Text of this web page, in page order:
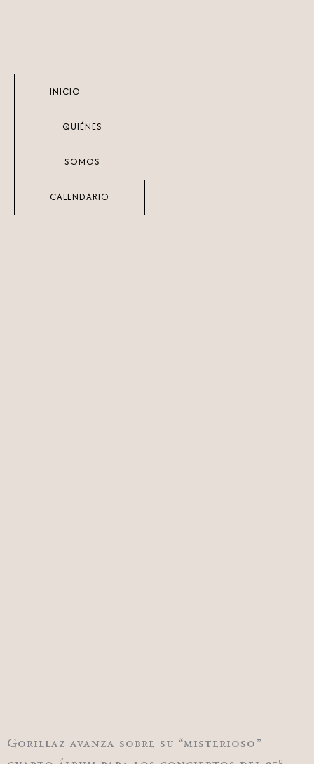
INICIO
QUIÉNES
SOMOS
CALENDARIO
Gorillaz avanza sobre su “misterioso”